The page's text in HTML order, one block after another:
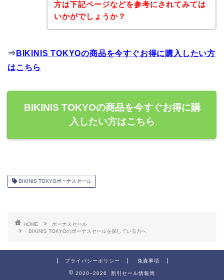
方は下記ページなどを参考にされてみては
いかがでしょうか？
⇒ BIKINIS TOKYOの商品を今すぐお得に購入したい方
はこちら
BIKINIS TOKYOの商品を今すぐお得に購
入したい方はこちら
BIKINIS TOKYOボーナスセール
HOME
ボーナスセール
BIKINIS TOKYOのボーナスセールを探している方へ
プライバシーポリシー 免責事項
2020–2026 割引セール情報局